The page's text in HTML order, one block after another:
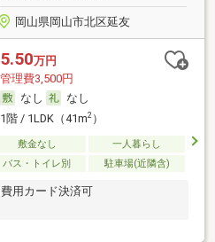
岡山県岡山市北区延友
5.50万円
管理費3,500円
なし
なし
1階 / 1LDK（41m2）
敷金なし
一人暮らし
バス・トイレ別 駐車場(近隣含)
用カード決済可